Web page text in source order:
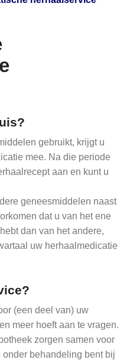
gebruikt, krijgt u
mee. Na die periode
aan en kunt u
geneesmiddelen naast
dat u van het ene
dan van het andere,
uw herhaalmedicatie
(een deel van) uw
meer hoeft aan te vragen.
zorgen samen voor
behandeling bent bij